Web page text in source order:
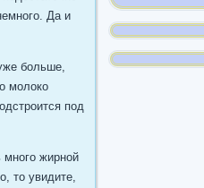
Да и
больше,
молоко
под
много жирной
то увидите,